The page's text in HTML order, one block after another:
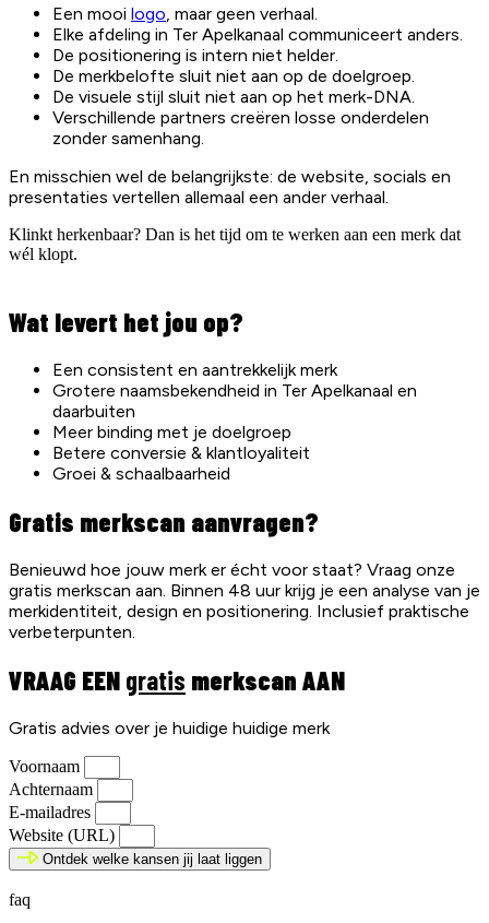
Een mooi logo, maar geen verhaal.
Elke afdeling in Ter Apelkanaal communiceert anders.
De positionering is intern niet helder.
De merkbelofte sluit niet aan op de doelgroep.
De visuele stijl sluit niet aan op het merk-DNA.
Verschillende partners creëren losse onderdelen
zonder samenhang.
En misschien wel de belangrijkste: de website, socials en
presentaties vertellen allemaal een ander verhaal.
Klinkt herkenbaar? Dan is het tijd om te werken aan een merk dat
wél klopt.
Wat levert het jou op?
Een consistent en aantrekkelijk merk
Grotere naamsbekendheid in Ter Apelkanaal en
daarbuiten
Meer binding met je doelgroep
Betere conversie & klantloyaliteit
Groei & schaalbaarheid
Gratis merkscan aanvragen?
Benieuwd hoe jouw merk er écht voor staat? Vraag onze
gratis merkscan aan. Binnen 48 uur krijg je een analyse van je
merkidentiteit, design en positionering. Inclusief praktische
verbeterpunten.
VRAAG EEN gratis merkscan AAN
Gratis advies over je huidige huidige merk
Voornaam
Achternaam
E-mailadres
Website (URL)
Ontdek welke kansen jij laat liggen
faq